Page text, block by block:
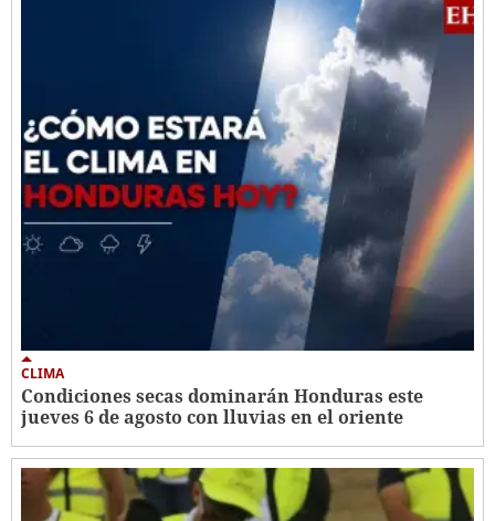
CLIMA
Condiciones secas dominarán Honduras este
jueves 6 de agosto con lluvias en el oriente